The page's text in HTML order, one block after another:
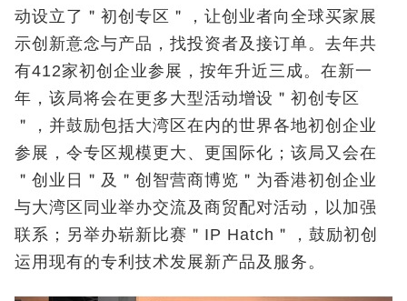
动设立了＂初创专区＂，让创业者向全球买家展
示创新意念与产品，找投资者及接订单。去年共
有412家初创企业参展，按年升近三成。在新一
年，该局将会在更多大型活动增设＂初创专区
＂，并鼓励包括大湾区在内的世界各地初创企业
参展，令专区规模更大、更国际化；该局又会在
＂创业日＂及＂创智营商博览＂为香港初创企业
与大湾区同业举办交流及商贸配对活动，以加强
联系；另举办崭新比赛＂IP Hatch＂，鼓励初创
运用现有的专利技术发展新产品及服务。